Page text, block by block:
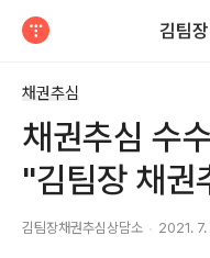
김팀
채권추심
채권추심 수
"김팀장 채권
김팀장채권추심상담소 2021.